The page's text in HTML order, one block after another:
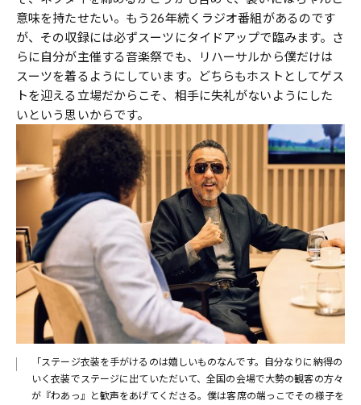
意味を持たせたい。もう26年続くラジオ番組があるのです
が、その収録には必ずスーツにタイドアップで臨みます。さ
らに自分が主催する音楽祭でも、リハーサルから僕だけは
スーツを着るようにしています。どちらもホストとしてゲス
トを迎える立場だからこそ、相手に失礼がないようにした
いという思いからです。
「ステージ衣装を手がけるのは嬉しいものなんです。自分なりに納得の
いく衣装でステージに出ていただいて、全国の会場で大勢の観客の方々
が『わあっ』と歓声をあげてくださる。僕は客席の端っこでその様子を